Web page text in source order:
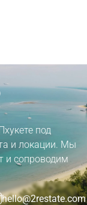
под
и локации. Мы
и сопроводим
hello@2restate.com